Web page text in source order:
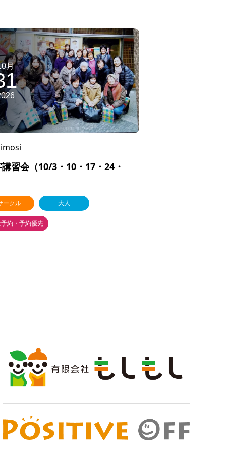
月
習会（10/3・10・17・24・
ークル 大人
約・予約優先